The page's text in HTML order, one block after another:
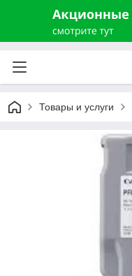
Товары и услуги